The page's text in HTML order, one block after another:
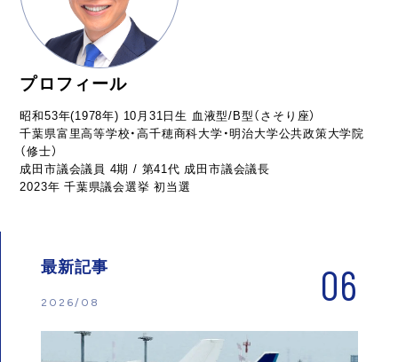
プロフィール
昭和53年(1978年) 10月31日生 血液型/B型（さそり座）
千葉県富里高等学校・高千穂商科大学・明治大学公共政策大学院
（修士）
成田市議会議員 4期 / 第41代 成田市議会議長
2023年 千葉県議会選挙 初当選
最新記事
2026/08 06